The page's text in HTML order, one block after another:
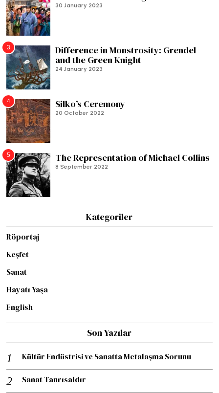
30 January 2023
3
Difference in Monstrosity: Grendel
and the Green Knight
24 January 2023
4 Silko’s Ceremony
20 October 2022
5 The Representation of Michael Collins
8 September 2022
Kategoriler
Röportaj
Keşfet
Sanat
Hayatı Yaşa
English
Son Yazılar
Kültür Endüstrisi ve Sanatta Metalaşma Sorunu
Sanat Tanrısaldır